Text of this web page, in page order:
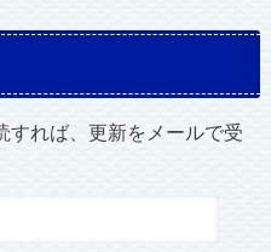
すれば、更新をメールで受